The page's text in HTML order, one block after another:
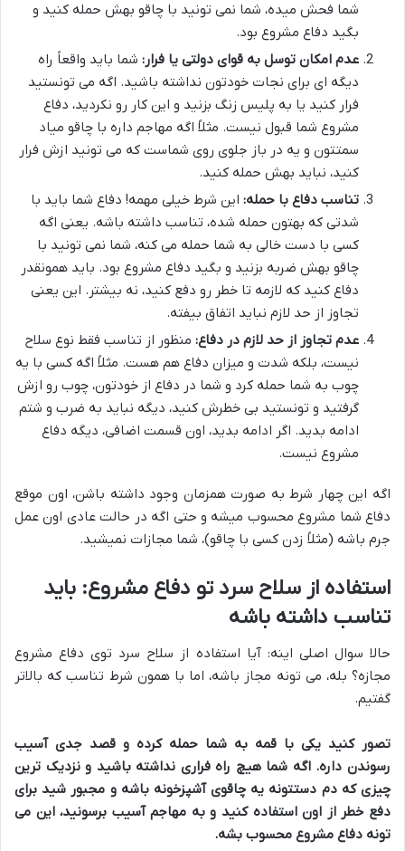
شما فحش میده، شما نمی تونید با چاقو بهش حمله کنید و
بگید دفاع مشروع بود.
عدم امکان توسل به قوای دولتی یا فرار: شما باید واقعاً راه
دیگه ای برای نجات خودتون نداشته باشید. اگه می تونستید
فرار کنید یا به پلیس زنگ بزنید و این کار رو نکردید، دفاع
مشروع شما قبول نیست. مثلاً اگه مهاجم داره با چاقو میاد
سمتتون و یه در باز جلوی روی شماست که می تونید ازش فرار
کنید، نباید بهش حمله کنید.
تناسب دفاع با حمله: این شرط خیلی مهمه! دفاع شما باید با
شدتی که بهتون حمله شده، تناسب داشته باشه. یعنی اگه
کسی با دست خالی به شما حمله می کنه، شما نمی تونید با
چاقو بهش ضربه بزنید و بگید دفاع مشروع بود. باید همونقدر
دفاع کنید که لازمه تا خطر رو دفع کنید، نه بیشتر. این یعنی
تجاوز از حد لازم نباید اتفاق بیفته.
عدم تجاوز از حد لازم در دفاع: منظور از تناسب فقط نوع سلاح
نیست، بلکه شدت و میزان دفاع هم هست. مثلاً اگه کسی با یه
چوب به شما حمله کرد و شما در دفاع از خودتون، چوب رو ازش
گرفتید و تونستید بی خطرش کنید، دیگه نباید به ضرب و شتم
ادامه بدید. اگر ادامه بدید، اون قسمت اضافی، دیگه دفاع
مشروع نیست.
اگه این چهار شرط به صورت همزمان وجود داشته باشن، اون موقع
دفاع شما مشروع محسوب میشه و حتی اگه در حالت عادی اون عمل
جرم باشه (مثلاً زدن کسی با چاقو)، شما مجازات نمیشید.
استفاده از سلاح سرد تو دفاع مشروع: باید
تناسب داشته باشه
حالا سوال اصلی اینه: آیا استفاده از سلاح سرد توی دفاع مشروع
مجازه؟ بله، می تونه مجاز باشه، اما با همون شرط تناسب که بالاتر
گفتیم.
تصور کنید یکی با قمه به شما حمله کرده و قصد جدی آسیب
رسوندن داره. اگه شما هیچ راه فراری نداشته باشید و نزدیک ترین
چیزی که دم دستتونه یه چاقوی آشپزخونه باشه و مجبور شید برای
دفع خطر از اون استفاده کنید و به مهاجم آسیب برسونید، این می
تونه دفاع مشروع محسوب بشه.